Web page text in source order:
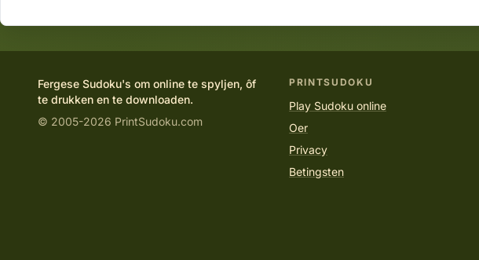
Fergese Sudoku's om online te spyljen, ôf
te drukken en te downloaden.
© 2005-2026 PrintSudoku.com
PRINTSUDOKU
Play Sudoku online
Oer
Privacy
Betingsten